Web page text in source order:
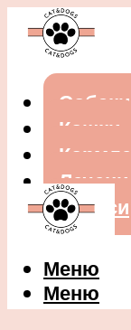
Собаки
Кошки
Меню
Меню